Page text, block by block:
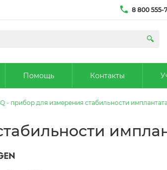
8 800 555-
Помощь Контакты
- прибор для измерения стабильности имплантата